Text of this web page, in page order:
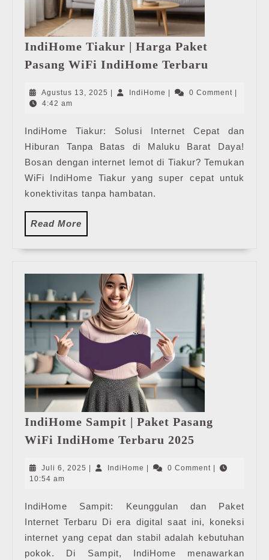
IndiHome Tiakur | Harga Paket
Pasang WiFi IndiHome Terbaru
|
Pasang
WiFi
IndiHome
Terbaru
Agustus 13, 2025 AgustusIndiHome IndiHome0 Comment
4:42 am
IndiHome Tiakur: Solusi Internet Cepat dan
Hiburan Tanpa Batas di Maluku Barat Daya!
Bosan dengan internet lemot di Tiakur? Temukan
WiFi IndiHome Tiakur yang super cepat untuk
konektivitas tanpa hambatan.
Read More
More
IndiHome Sampit | Paket Pasang
WiFi IndiHome Terbaru 2025
|
WiFi
IndiHome
Terbaru
2025
Juli 6, 2025 Juli
IndiHome IndiHome0 Comment
10:54 am
IndiHome Sampit: Keunggulan dan Paket
Internet Terbaru Di era digital saat ini, koneksi
internet yang cepat dan stabil adalah kebutuhan
pokok. Di Sampit, IndiHome menawarkan